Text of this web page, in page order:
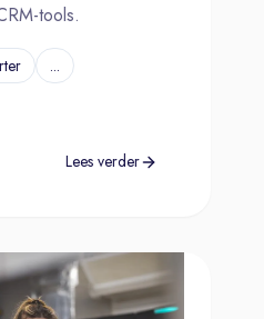
tools.
...
Lees verder